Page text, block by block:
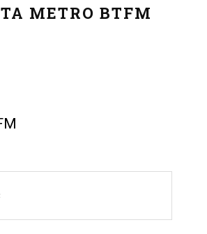
METRO BTFM